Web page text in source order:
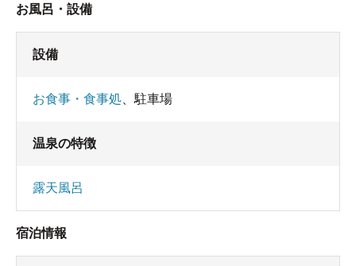
お風呂・設備
設備
お食事・食事処 駐車場
温泉の特徴
露天風呂
宿泊情報